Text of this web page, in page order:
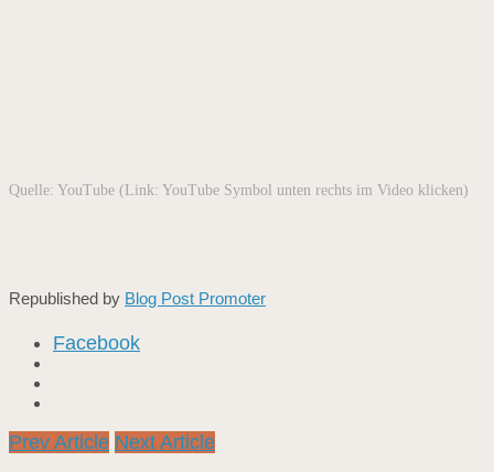
Quelle: YouTube (Link: YouTube Symbol unten rechts im Video klicken)
Republished by Blog Post Promoter
Facebook
Prev Article Next Article